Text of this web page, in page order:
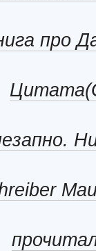
про